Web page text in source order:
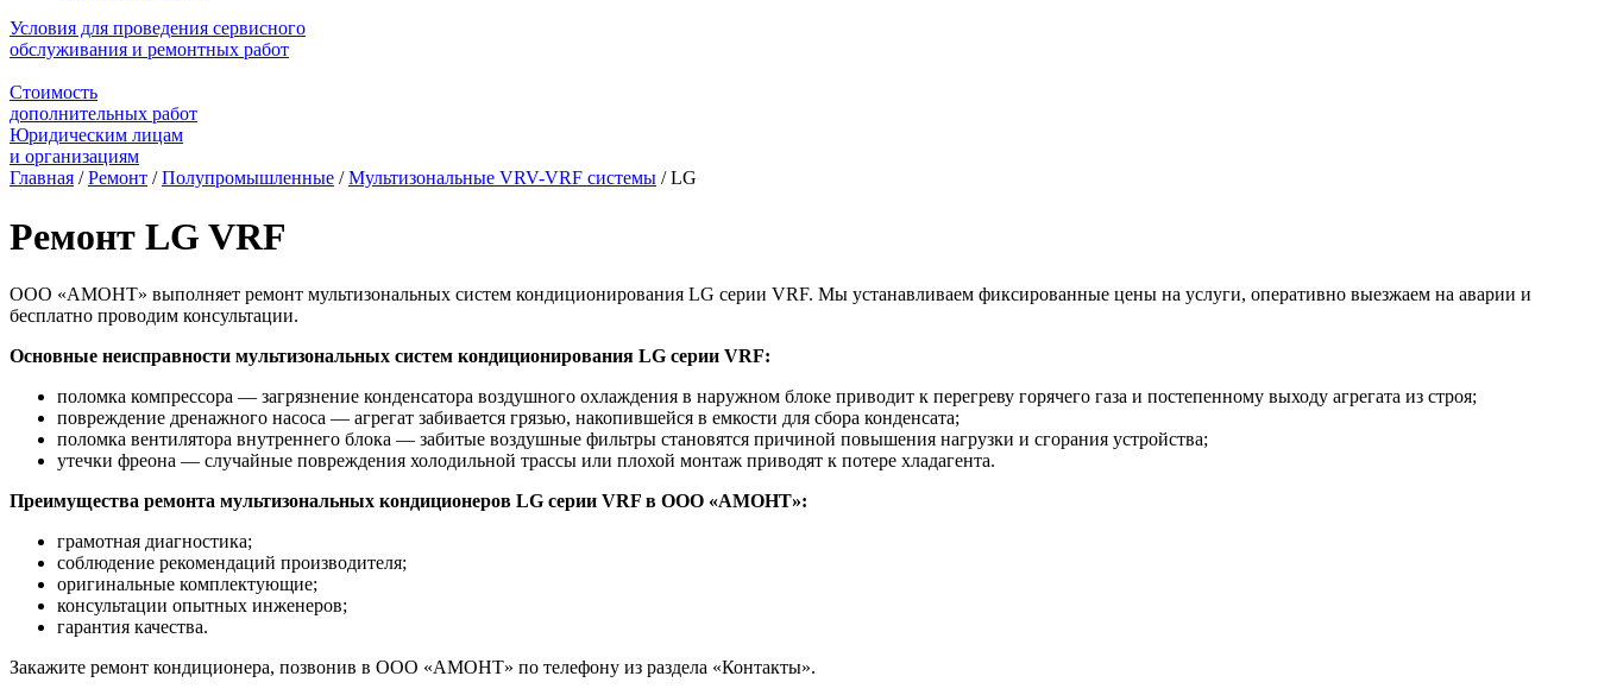
Условия для проведения сервисного
обслуживания и ремонтных работ
Стоимость
дополнительных работ
Юридическим лицам
и организациям
Главная /Ремонт /Полупромышленные /Мультизональные VRV-VRF системы /LG
Ремонт LG VRF
ООО «АМОНТ» выполняет ремонт мультизональных систем кондиционирования LG серии VRF. Мы устанавливаем фиксированные цены на услуги, оперативно выезжаем на аварии и
бесплатно проводим консультации.
Основные неисправности мультизональных систем кондиционирования LG серии VRF:
поломка компрессора — загрязнение конденсатора воздушного охлаждения в наружном блоке приводит к перегреву горячего газа и постепенному выходу агрегата из строя;
повреждение дренажного насоса — агрегат забивается грязью, накопившейся в емкости для сбора конденсата;
поломка вентилятора внутреннего блока — забитые воздушные фильтры становятся причиной повышения нагрузки и сгорания устройства;
утечки фреона — случайные повреждения холодильной трассы или плохой монтаж приводят к потере хладагента.
Преимущества ремонта мультизональных кондиционеров LG серии VRF в ООО «АМОНТ»:
грамотная диагностика;
соблюдение рекомендаций производителя;
оригинальные комплектующие;
консультации опытных инженеров;
гарантия качества.
Закажите ремонт кондиционера, позвонив в ООО «АМОНТ» по телефону из раздела «Контакты».